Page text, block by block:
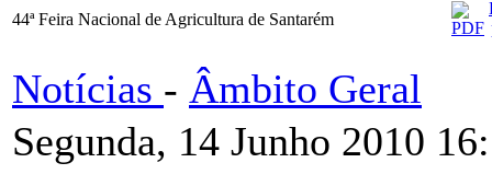
44ª Feira Nacional de Agricultura de Santarém
Notícias - Âmbito Geral
Segunda, 14 Junho 2010